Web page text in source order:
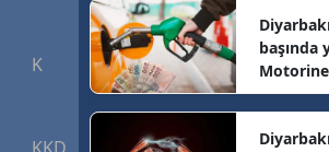
K 7.73 km/h
başında
sonrası
belli oldu